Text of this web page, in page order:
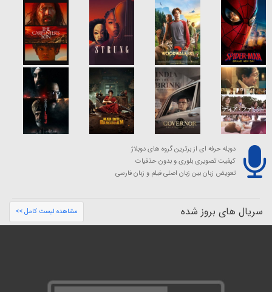
دوبله حرفه ای از برترین گروه های دوبلاژ
کیفیت تصویری بلوری و بدون حذفیات
تعویض زبان بین زبان اصلی فیلم و زبان فارسی
سریال های بروز شده مشاهده لیست کامل >>